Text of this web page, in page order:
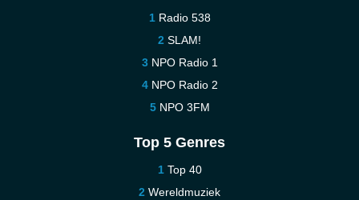
Radio 538
SLAM!
NPO Radio 1
NPO Radio 2
NPO 3FM
Top 5 Genres
Top 40
Wereldmuziek